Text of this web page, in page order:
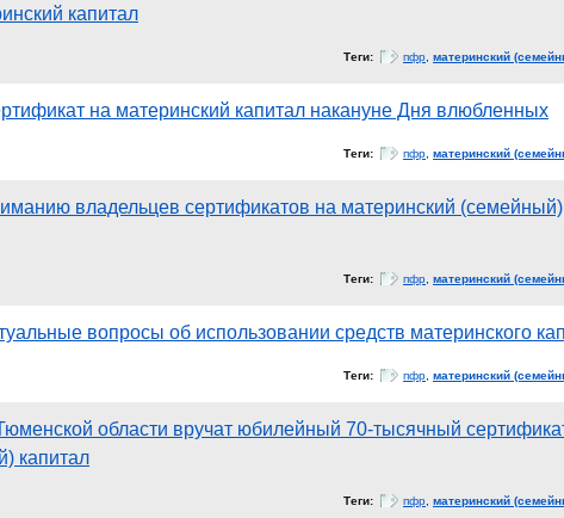
капитал
Теги: пфр материнский
на материнский капитал накануне Дня влюбленных
Теги: пфр материнский
владельцев сертификатов на материнский (семейный)
Теги: пфр материнский
вопросы об использовании средств материнского
Теги: пфр материнский
области вручат юбилейный 70-тысячный
капитал
Теги: пфр материнский